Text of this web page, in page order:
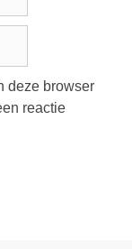
deze browser
reactie